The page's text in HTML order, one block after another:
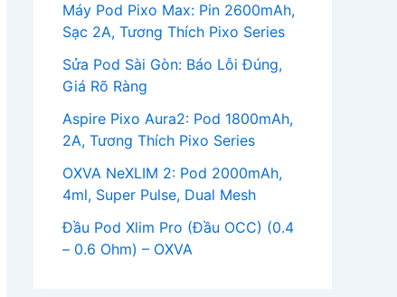
Máy Pod Pixo Max: Pin 2600mAh,
Sạc 2A, Tương Thích Pixo Series
Sửa Pod Sài Gòn: Báo Lỗi Đúng,
Giá Rõ Ràng
Aspire Pixo Aura2: Pod 1800mAh,
2A, Tương Thích Pixo Series
OXVA NeXLIM 2: Pod 2000mAh,
4ml, Super Pulse, Dual Mesh
Đầu Pod Xlim Pro (Đầu OCC) (0.4
– 0.6 Ohm) – OXVA